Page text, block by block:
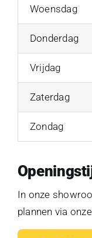
Woensdag
Donderdag
Vrijdag
Zaterdag
Zondag
In onze
plannen via